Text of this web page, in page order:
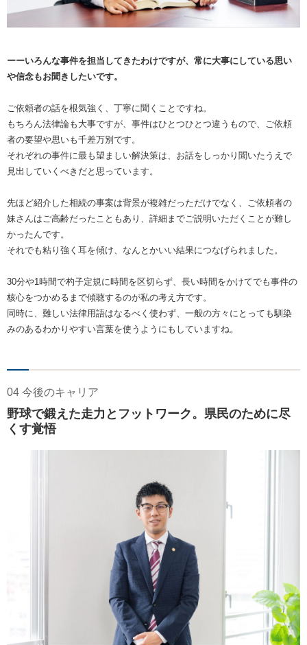
ーーいろんな事件を担当してきたわけですが、常に大事にしている思い
や信念もお聞きしたいです。
ご依頼者の話を根気強く、丁寧に聞くことですね。
もちろん法律論も大事ですが、事件はひとつひとつ違うもので、ご依頼
者の要望や思いも千差万別です。
それぞれの事件に最も望ましい解決策は、お話をしっかり聞いたうえで
見出していくべきだと思っています。
先ほど紹介した相続の事案は背景が複雑だっただけでなく、ご依頼者の
妹さんはご高齢だったこともあり、詳細までご説明いただくことが難し
かったんです。
それでも粘り強く耳を傾け、なんとかいい結果につなげられました。
30分や1時間で杓子定規に時間を区切らず、長い時間をかけてでも事件の
核心をつかめるまで傾聴するのが私の考え方です。
同時に、難しい法律用語はなるべく使わず、一般の方々にとっても馴染
みのあるわかりやすい言葉を使うようにもしていますね。
04 今後のキャリア
野球で鍛えた走力とフットワーク。県民のために尽
くす覚悟